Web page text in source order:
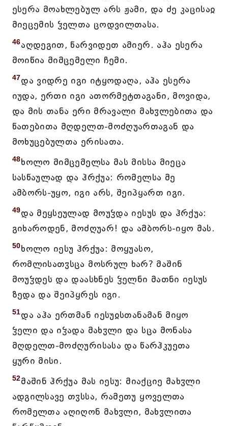
ესერა მოახლებულ არს ჟამი, და ძე კაცისაჲ
მიეცემის ჴელთა ცოდვილთასა.
46აღდეგით, წარვიდეთ ამიერ. აჰა ესერა
მოიწია მიმცემელი ჩემი.
47და ვიდრე იგი იტყოდაღა, აჰა ესერა
იუდა, ერთი იგი ათორმეტთაგანი, მოვიდა,
და მის თანა ერი მრავალი მახჳლებითა და
წათებითა მღდელთ-მოძღუართაგან და
მოხუცებულთა ერისათა.
48ხოლო მიმცემელსა მას მისსა მიეცა
სასწაულად და ჰრქუა: რომელსა მე
ამბორს-უყო, იგი არს, შეიპყართ იგი.
49და მეყსეულად მოუჴდა იესუს და ჰრქუა:
გიხაროდენ, მოძღუარ! და ამბორს-იყო მას.
50ხოლო იესუ ჰრქუა: მოყუასო,
რომლისათჳსცა მოსრულ ხარ? მაშინ
მოუჴდეს და დაასხნეს ჴელნი მათნი იესუს
ზედა და შეიპყრეს იგი.
51და აჰა ერთმან იესუჲსთანამან მიყო
ჴელი და იჴადა მახჳლი და სცა მონასა
მღდელთ-მოძღურისასა და წარჰკუეთა
ყური მისი.
52მაშინ ჰრქუა მას იესუ: მიაქციე მახჳლი
ადგილსავე თჳსსა, რამეთუ ყოველთა
რომელთა აღიღონ მახჳლი, მახჳლითა